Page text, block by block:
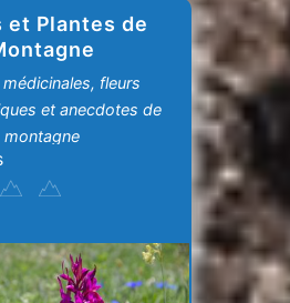
et Plantes de
fleurs
et anecdotes de
montagne